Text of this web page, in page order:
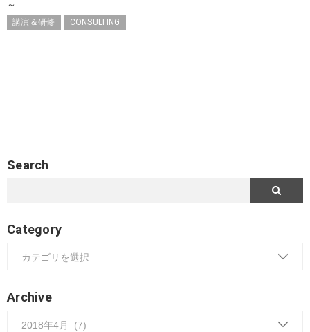
～
講演＆研修 CONSULTING
Search
Category
Archive